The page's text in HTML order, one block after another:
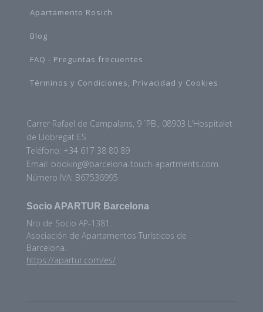
Apartamento Rosich
Blog
FAQ - Preguntas frecuentes
Términos y Condiciones, Privacidad y Cookies
Carrer Rafael de Campalans, 9 `PB., 08903 L’Hospitalet
de Llobregat ES
Teléfono: +34 617 38 80 89
Email: booking@barcelona-touch-apartments.com
Número IVA: B67536995
Socio APARTUR Barcelona
Nro de Socio AP-1381.
Asociación de Apartamentos Turísticos de
Barcelona.
https://apartur.com/es/